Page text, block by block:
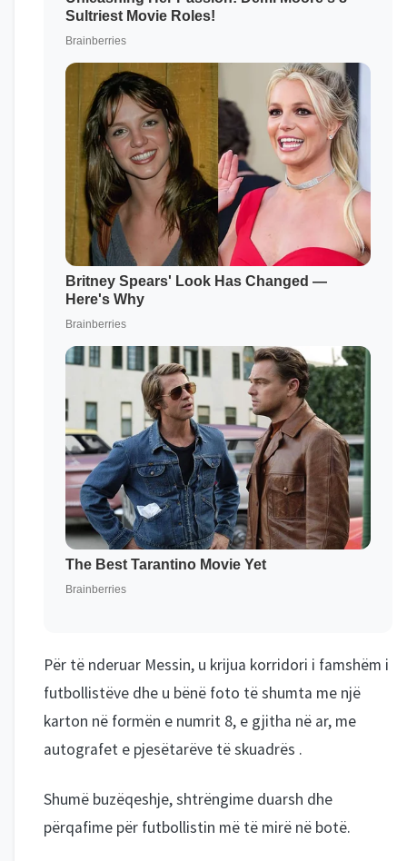
Për të nderuar Messin, u krijua korridori i famshëm i
futbollistëve dhe u bënë foto të shumta me një
karton në formën e numrit 8, e gjitha në ar, me
autografet e pjesëtarëve të skuadrës .
Shumë buzëqeshje, shtrëngime duarsh dhe
përqafime për futbollistin më të mirë në botë.